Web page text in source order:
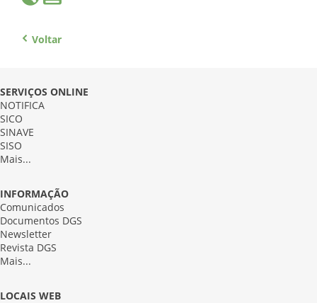
Voltar
SERVIÇOS ONLINE
NOTIFICA
SICO
SINAVE
SISO
Mais...
INFORMAÇÃO
Comunicados
Documentos DGS
Newsletter
Revista DGS
Mais...
LOCAIS WEB